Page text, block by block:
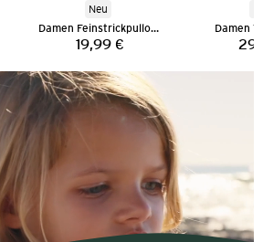
Neu
Damen Feinstrickpullover
Preis:
19,99 €
Damen